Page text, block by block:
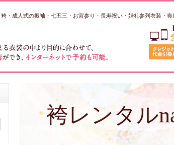
・成人式の振袖・七五三・お宮参り・長寿祝い・婚礼参列衣装・喪
袴レンタル